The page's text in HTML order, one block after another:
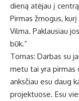
dieną atėjau į
Pirmas žmogus,
Vilma. Paklausiau
būk.“
Tomas: Darbas su
metu tai yra pirmas
anksčiau esu daug
projektuose. Esu